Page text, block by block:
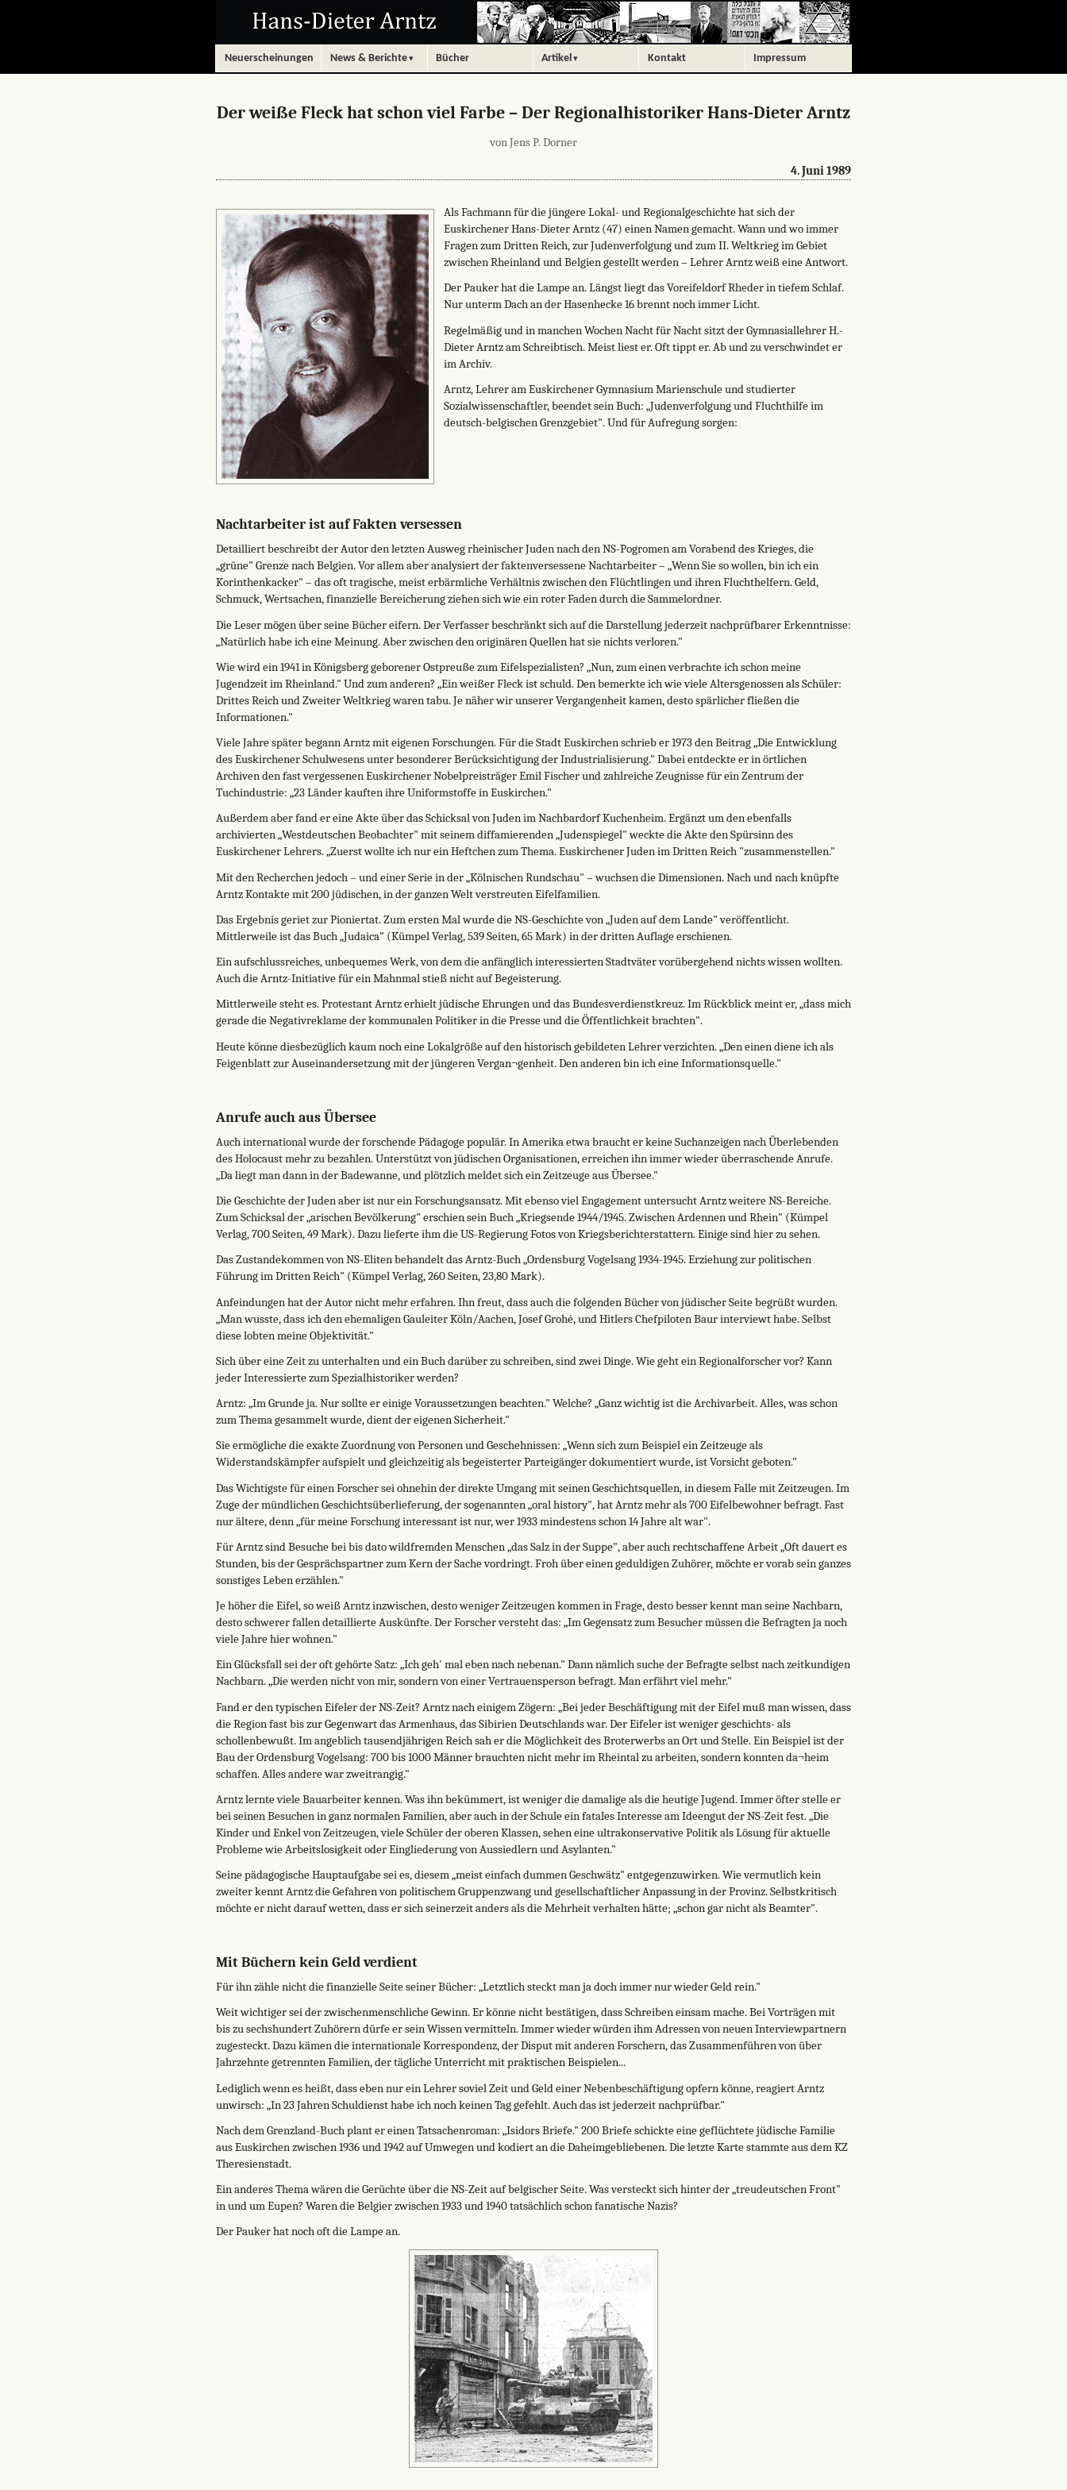
Neuerscheinungen News & Berichte Bücher Artikel Kontakt Impressum
Der weiße Fleck hat schon viel Farbe – Der Regionalhistoriker Hans-Dieter Arntz
von Jens P. Dorner
4. Juni 1989
Als Fachmann für die jüngere Lokal- und Regionalgeschichte hat sich der
Euskirchener Hans-Dieter Arntz (47) einen Namen gemacht. Wann und wo immer
Fragen zum Dritten Reich, zur Judenverfolgung und zum II. Weltkrieg im Gebiet
zwischen Rheinland und Belgien gestellt werden – Lehrer Arntz weiß eine Antwort.
Der Pauker hat die Lampe an. Längst liegt das Voreifeldorf Rheder in tiefem Schlaf.
Nur unterm Dach an der Hasenhecke 16 brennt noch immer Licht.
Regelmäßig und in manchen Wochen Nacht für Nacht sitzt der Gymnasiallehrer H.-
Dieter Arntz am Schreibtisch. Meist liest er. Oft tippt er. Ab und zu verschwindet er
im Archiv.
Arntz, Lehrer am Euskirchener Gymnasium Marienschule und studierter
Sozialwissenschaftler, beendet sein Buch: „Judenverfolgung und Fluchthilfe im
deutsch-belgischen Grenzgebiet". Und für Aufregung sorgen:
Nachtarbeiter ist auf Fakten versessen
Detailliert beschreibt der Autor den letzten Ausweg rheinischer Juden nach den NS-Pogromen am Vorabend des Krieges, die
„grüne" Grenze nach Belgien. Vor allem aber analysiert der faktenversessene Nachtarbeiter – „Wenn Sie so wollen, bin ich ein
Korinthenkacker" – das oft tragische, meist erbärmliche Verhältnis zwischen den Flüchtlingen und ihren Fluchthelfern. Geld,
Schmuck, Wertsachen, finanzielle Bereicherung ziehen sich wie ein roter Faden durch die Sammelordner.
Die Leser mögen über seine Bücher eifern. Der Verfasser beschränkt sich auf die Darstellung jederzeit nachprüfbarer Erkenntnisse:
„Natürlich habe ich eine Meinung. Aber zwischen den originären Quellen hat sie nichts verloren."
Wie wird ein 1941 in Königsberg geborener Ostpreuße zum Eifelspezialisten? „Nun, zum einen verbrachte ich schon meine
Jugendzeit im Rheinland." Und zum anderen? „Ein weißer Fleck ist schuld. Den bemerkte ich wie viele Altersgenossen als Schüler:
Drittes Reich und Zweiter Weltkrieg waren tabu. Je näher wir unserer Vergangenheit kamen, desto spärlicher fließen die
Informationen."
Viele Jahre später begann Arntz mit eigenen Forschungen. Für die Stadt Euskirchen schrieb er 1973 den Beitrag „Die Entwicklung
des Euskirchener Schulwesens unter besonderer Berücksichtigung der Industrialisierung." Dabei entdeckte er in örtlichen
Archiven den fast vergessenen Euskirchener Nobelpreisträger Emil Fischer und zahlreiche Zeugnisse für ein Zentrum der
Tuchindustrie: „23 Länder kauften ihre Uniformstoffe in Euskirchen."
Außerdem aber fand er eine Akte über das Schicksal von Juden im Nachbardorf Kuchenheim. Ergänzt um den ebenfalls
archivierten „Westdeutschen Beobachter" mit seinem diffamierenden „Judenspiegel" weckte die Akte den Spürsinn des
Euskirchener Lehrers. „Zuerst wollte ich nur ein Heftchen zum Thema. Euskirchener Juden im Dritten Reich "zusammenstellen."
Mit den Recherchen jedoch – und einer Serie in der „Kölnischen Rundschau" – wuchsen die Dimensionen. Nach und nach knüpfte
Arntz Kontakte mit 200 jüdischen, in der ganzen Welt verstreuten Eifelfamilien.
Das Ergebnis geriet zur Pioniertat. Zum ersten Mal wurde die NS-Geschichte von „Juden auf dem Lande" veröffentlicht.
Mittlerweile ist das Buch „Judaica" (Kümpel Verlag, 539 Seiten, 65 Mark) in der dritten Auflage erschienen.
Ein aufschlussreiches, unbequemes Werk, von dem die anfänglich interessierten Stadtväter vorübergehend nichts wissen wollten.
Auch die Arntz-Initiative für ein Mahnmal stieß nicht auf Begeisterung.
Mittlerweile steht es. Protestant Arntz erhielt jüdische Ehrungen und das Bundesverdienstkreuz. Im Rückblick meint er, „dass mich
gerade die Negativreklame der kommunalen Politiker in die Presse und die Öffentlichkeit brachten".
Heute könne diesbezüglich kaum noch eine Lokalgröße auf den historisch gebildeten Lehrer verzichten. „Den einen diene ich als
Feigenblatt zur Auseinandersetzung mit der jüngeren Vergan¬genheit. Den anderen bin ich eine Informationsquelle."
Anrufe auch aus Übersee
Auch international wurde der forschende Pädagoge populär. In Amerika etwa braucht er keine Suchanzeigen nach Überlebenden
des Holocaust mehr zu bezahlen. Unterstützt von jüdischen Organisationen, erreichen ihn immer wieder überraschende Anrufe.
„Da liegt man dann in der Badewanne, und plötzlich meldet sich ein Zeitzeuge aus Übersee."
Die Geschichte der Juden aber ist nur ein Forschungsansatz. Mit ebenso viel Engagement untersucht Arntz weitere NS-Bereiche.
Zum Schicksal der „arischen Bevölkerung" erschien sein Buch „Kriegsende 1944/1945. Zwischen Ardennen und Rhein" (Kümpel
Verlag, 700 Seiten, 49 Mark). Dazu lieferte ihm die US-Regierung Fotos von Kriegsberichterstattern. Einige sind hier zu sehen.
Das Zustandekommen von NS-Eliten behandelt das Arntz-Buch „Ordensburg Vogelsang 1934-1945. Erziehung zur politischen
Führung im Dritten Reich" (Kümpel Verlag, 260 Seiten, 23,80 Mark).
Anfeindungen hat der Autor nicht mehr erfahren. Ihn freut, dass auch die folgenden Bücher von jüdischer Seite begrüßt wurden.
„Man wusste, dass ich den ehemaligen Gauleiter Köln/Aachen, Josef Grohé, und Hitlers Chefpiloten Baur interviewt habe. Selbst
diese lobten meine Objektivität."
Sich über eine Zeit zu unterhalten und ein Buch darüber zu schreiben, sind zwei Dinge. Wie geht ein Regionalforscher vor? Kann
jeder Interessierte zum Spezialhistoriker werden?
Arntz: „Im Grunde ja. Nur sollte er einige Voraussetzungen beachten." Welche? „Ganz wichtig ist die Archivarbeit. Alles, was schon
zum Thema gesammelt wurde, dient der eigenen Sicherheit."
Sie ermögliche die exakte Zuordnung von Personen und Geschehnissen: „Wenn sich zum Beispiel ein Zeitzeuge als
Widerstandskämpfer aufspielt und gleichzeitig als begeisterter Parteigänger dokumentiert wurde, ist Vorsicht geboten."
Das Wichtigste für einen Forscher sei ohnehin der direkte Umgang mit seinen Geschichtsquellen, in diesem Falle mit Zeitzeugen. Im
Zuge der mündlichen Geschichtsüberlieferung, der sogenannten „oral history", hat Arntz mehr als 700 Eifelbewohner befragt. Fast
nur ältere, denn „für meine Forschung interessant ist nur, wer 1933 mindestens schon 14 Jahre alt war".
Für Arntz sind Besuche bei bis dato wildfremden Menschen „das Salz in der Suppe", aber auch rechtschaffene Arbeit „Oft dauert es
Stunden, bis der Gesprächspartner zum Kern der Sache vordringt. Froh über einen geduldigen Zuhörer, möchte er vorab sein ganzes
sonstiges Leben erzählen."
Je höher die Eifel, so weiß Arntz inzwischen, desto weniger Zeitzeugen kommen in Frage, desto besser kennt man seine Nachbarn,
desto schwerer fallen detaillierte Auskünfte. Der Forscher versteht das: „Im Gegensatz zum Besucher müssen die Befragten ja noch
viele Jahre hier wohnen."
Ein Glücksfall sei der oft gehörte Satz: „Ich geh' mal eben nach nebenan." Dann nämlich suche der Befragte selbst nach zeitkundigen
Nachbarn. „Die werden nicht von mir, sondern von einer Vertrauensperson befragt. Man erfährt viel mehr."
Fand er den typischen Eifeler der NS-Zeit? Arntz nach einigem Zögern: „Bei jeder Beschäftigung mit der Eifel muß man wissen, dass
die Region fast bis zur Gegenwart das Armenhaus, das Sibirien Deutschlands war. Der Eifeler ist weniger geschichts- als
schollenbewußt. Im angeblich tausendjährigen Reich sah er die Möglichkeit des Broterwerbs an Ort und Stelle. Ein Beispiel ist der
Bau der Ordensburg Vogelsang: 700 bis 1000 Männer brauchten nicht mehr im Rheintal zu arbeiten, sondern konnten da¬heim
schaffen. Alles andere war zweitrangig."
Arntz lernte viele Bauarbeiter kennen. Was ihn bekümmert, ist weniger die damalige als die heutige Jugend. Immer öfter stelle er
bei seinen Besuchen in ganz normalen Familien, aber auch in der Schule ein fatales Interesse am Ideengut der NS-Zeit fest. „Die
Kinder und Enkel von Zeitzeugen, viele Schüler der oberen Klassen, sehen eine ultrakonservative Politik als Lösung für aktuelle
Probleme wie Arbeitslosigkeit oder Eingliederung von Aussiedlern und Asylanten."
Seine pädagogische Hauptaufgabe sei es, diesem „meist einfach dummen Geschwätz" entgegenzuwirken. Wie vermutlich kein
zweiter kennt Arntz die Gefahren von politischem Gruppenzwang und gesellschaftlicher Anpassung in der Provinz. Selbstkritisch
möchte er nicht darauf wetten, dass er sich seinerzeit anders als die Mehrheit verhalten hätte; „schon gar nicht als Beamter".
Mit Büchern kein Geld verdient
Für ihn zähle nicht die finanzielle Seite seiner Bücher: „Letztlich steckt man ja doch immer nur wieder Geld rein."
Weit wichtiger sei der zwischenmenschliche Gewinn. Er könne nicht bestätigen, dass Schreiben einsam mache. Bei Vorträgen mit
bis zu sechshundert Zuhörern dürfe er sein Wissen vermitteln. Immer wieder würden ihm Adressen von neuen Interviewpartnern
zugesteckt. Dazu kämen die internationale Korrespondenz, der Disput mit anderen Forschern, das Zusammenführen von über
Jahrzehnte getrennten Familien, der tägliche Unterricht mit praktischen Beispielen...
Lediglich wenn es heißt, dass eben nur ein Lehrer soviel Zeit und Geld einer Nebenbeschäftigung opfern könne, reagiert Arntz
unwirsch: „In 23 Jahren Schuldienst habe ich noch keinen Tag gefehlt. Auch das ist jederzeit nachprüfbar."
Nach dem Grenzland-Buch plant er einen Tatsachenroman: „Isidors Briefe." 200 Briefe schickte eine geflüchtete jüdische Familie
aus Euskirchen zwischen 1936 und 1942 auf Umwegen und kodiert an die Daheimgebliebenen. Die letzte Karte stammte aus dem KZ
Theresienstadt.
Ein anderes Thema wären die Gerüchte über die NS-Zeit auf belgischer Seite. Was versteckt sich hinter der „treudeutschen Front"
in und um Eupen? Waren die Belgier zwischen 1933 und 1940 tatsächlich schon fanatische Nazis?
Der Pauker hat noch oft die Lampe an.